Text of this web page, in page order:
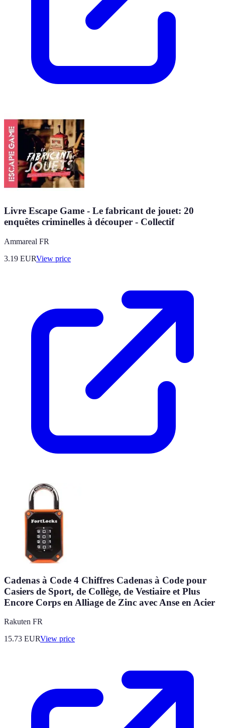
Livre Escape Game - Le fabricant de jouet: 20
enquêtes criminelles à découper - Collectif
Ammareal FR
3.19 EURView price
Cadenas à Code 4 Chiffres Cadenas à Code pour
Casiers de Sport, de Collège, de Vestiaire et Plus
Encore Corps en Alliage de Zinc avec Anse en Acier
Rakuten FR
15.73 EURView price